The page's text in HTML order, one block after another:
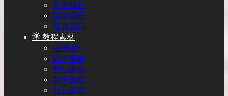
手游源码
端游源码
页游源码
教程素材
seo教程
软件搭建
网站建设
自学教程
办公教程